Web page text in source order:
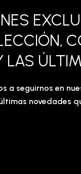
LAS
a seguirnos en
novedades